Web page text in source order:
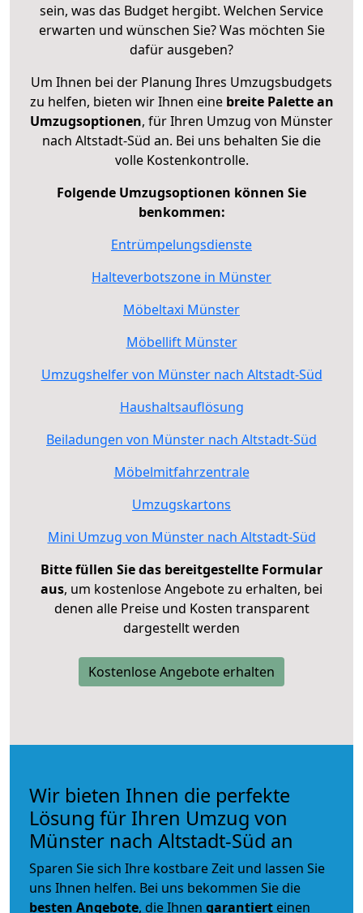
sein, was das Budget hergibt. Welchen Service
erwarten und wünschen Sie? Was möchten Sie
dafür ausgeben?
Um Ihnen bei der Planung Ihres Umzugsbudgets
zu helfen, bieten wir Ihnen eine breite Palette an
Umzugsoptionen, für Ihren Umzug von Münster
nach Altstadt-Süd an. Bei uns behalten Sie die
volle Kostenkontrolle.
Folgende Umzugsoptionen können Sie
benkommen:
Entrümpelungsdienste
Halteverbotszone in Münster
Möbeltaxi Münster
Möbellift Münster
Umzugshelfer von Münster nach Altstadt-Süd
Haushaltsauflösung
Beiladungen von Münster nach Altstadt-Süd
Möbelmitfahrzentrale
Umzugskartons
Mini Umzug von Münster nach Altstadt-Süd
Bitte füllen Sie das bereitgestellte Formular
aus, um kostenlose Angebote zu erhalten, bei
denen alle Preise und Kosten transparent
dargestellt werden
Kostenlose Angebote erhalten
Wir bieten Ihnen die perfekte
Lösung für Ihren Umzug von
Münster nach Altstadt-Süd an
Sparen Sie sich Ihre kostbare Zeit und lassen Sie
uns Ihnen helfen. Bei uns bekommen Sie die
besten Angebote, die Ihnen garantiert einen